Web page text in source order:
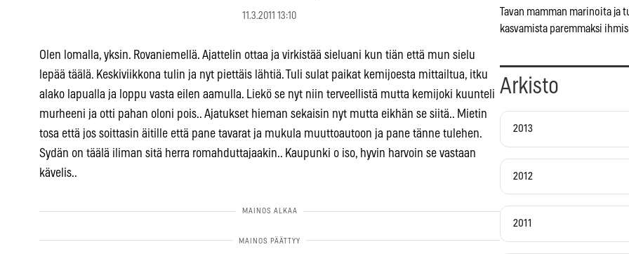
11.3.2011 13:10
Olen lomalla, yksin. Rovaniemellä. Ajattelin ottaa ja virkistää sieluani kun tiän että mun sielu
lepää täälä. Keskiviikkona tulin ja nyt piettäis lähtiä. Tuli sulat paikat kemijoesta mittailtua, itku
alako lapualla ja loppu vasta eilen aamulla. Liekö se nyt niin terveellistä mutta kemijoki kuunteli
murheeni ja otti pahan oloni pois.. Ajatukset hieman sekaisin nyt mutta eikhän se siitä.. Mietin
tosa että jos soittasin äitille että pane tavarat ja mukula muuttoautoon ja pane tänne tulehen.
Sydän on täälä iliman sitä herra romahduttajaakin.. Kaupunki o iso, hyvin harvoin se vastaan
kävelis..
Tavan mamman marinoita ja
kasvamista paremmaksi
Arkisto
2013
2012
2011